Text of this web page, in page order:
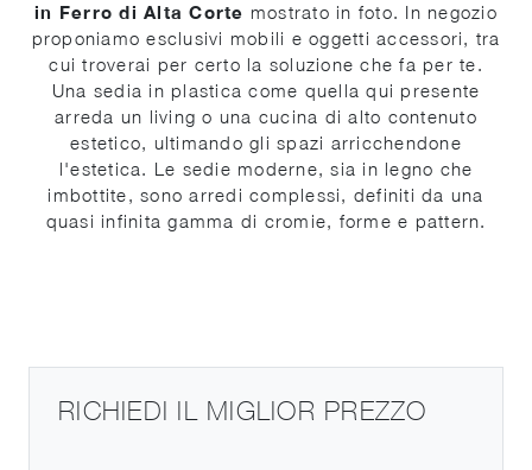
in Ferro di Alta Corte mostrato in foto. In negozio
proponiamo esclusivi mobili e oggetti accessori, tra
cui troverai per certo la soluzione che fa per te.
Una sedia in plastica come quella qui presente
arreda un living o una cucina di alto contenuto
estetico, ultimando gli spazi arricchendone
l'estetica. Le sedie moderne, sia in legno che
imbottite, sono arredi complessi, definiti da una
quasi infinita gamma di cromie, forme e pattern.
RICHIEDI IL MIGLIOR PREZZO